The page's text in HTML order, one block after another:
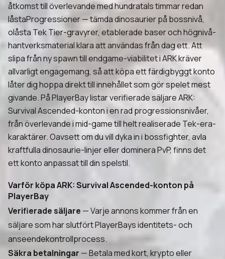
åtkomst till överlevande med hundratals timmar redan
låstaProgressioner — tämda dinosaurier på bossnivå,
olåsta Tek Tier-gravyrer, etablerade baser och högnivå-
hantverksmaterial klara att användas från dag ett. Att
slipa från ny spawn till endgame-viabilitet i ARK kräver
allvarligt engagemang, så att köpa ett färdigbyggt konto
låter dig hoppa direkt till innehållet som gör spelet mest
givande. På PlayerBay listar verifierade säljare ARK:
Survival Ascended-konton i en rad progressionsnivåer,
från överlevande i mid-game till helt realiserade Tek-era-
karaktärer. Oavsett om du vill dyka in i bossfighter, avla
kraftfulla dinosaurie-linjer eller dominera PvP, finns det
ett konto anpassat till din spelstil.
Varför köpa ARK: Survival Ascended-konton på
PlayerBay
Verifierade säljare — Varje annons kommer från en
säljare som har slutfört PlayerBays identitets- och
anseendekontrollprocess.
Säkra betalningar — Betala med kort, krypto eller